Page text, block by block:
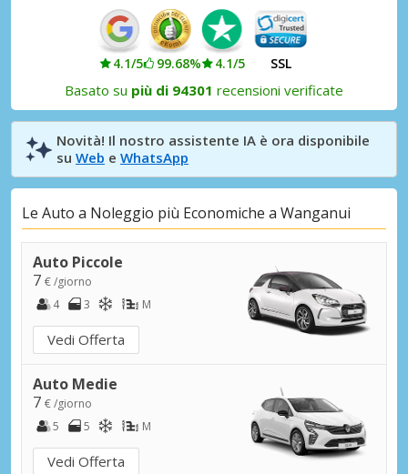
4.1/5 99.68% 4.1/5 SSL
Basato su più di 94301 recensioni verificate
Novità! Il nostro assistente IA è ora disponibile
su Web e WhatsApp
Le Auto a Noleggio più Economiche a Wanganui
Auto Piccole
7 € /giorno
4
3 M
Vedi Offerta
Auto Medie
7 € /giorno
5
5 M
Vedi Offerta